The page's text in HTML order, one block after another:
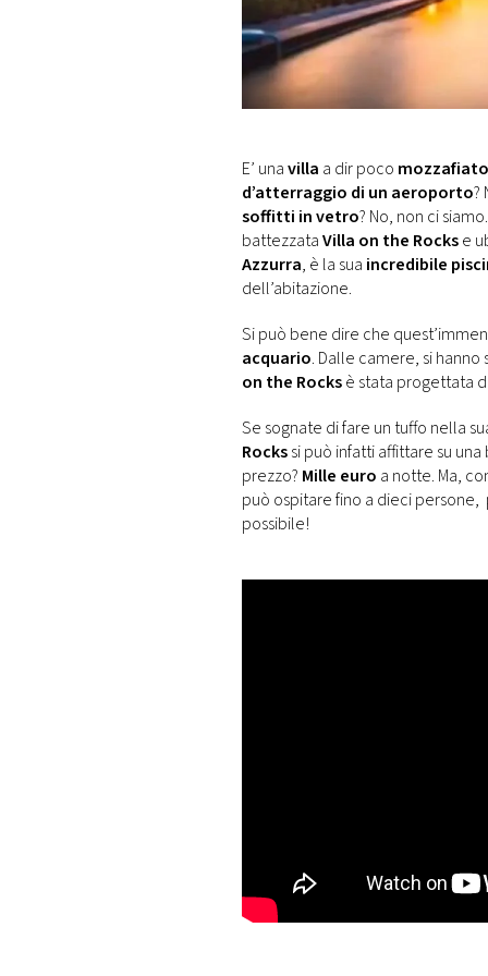
MONACO
RMC
E’ unavilla a dir poco mozzafiato
d’atterraggio di un aeroporto?
soffitti in vetro? No, non ci
battezzataVilla on the Rockse
Azzurra, è la sua incredibile
dell’abitazione.
Si può bene dire che
acquario. Dalle camere, si
on the Rocksè stata progettata
Se sognate di fare un tuffo nella
Rockssi può infatti affittare su
prezzo? Mille euro a notte. Ma,
può ospitare fino a dieci
possibile!